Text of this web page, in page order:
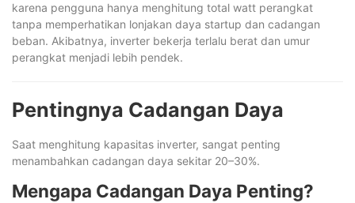
karena pengguna hanya menghitung total watt perangkat
tanpa memperhatikan lonjakan daya startup dan cadangan
beban. Akibatnya, inverter bekerja terlalu berat dan umur
perangkat menjadi lebih pendek.
Pentingnya Cadangan Daya
Saat menghitung kapasitas inverter, sangat penting
menambahkan cadangan daya sekitar 20–30%.
Mengapa Cadangan Daya Penting?